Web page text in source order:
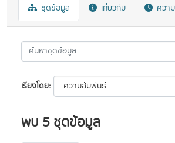
ชุดข้อมูล เกี่ยวกับ ควา
เรียงโดย
พบ 5 ชุดข้อมูล